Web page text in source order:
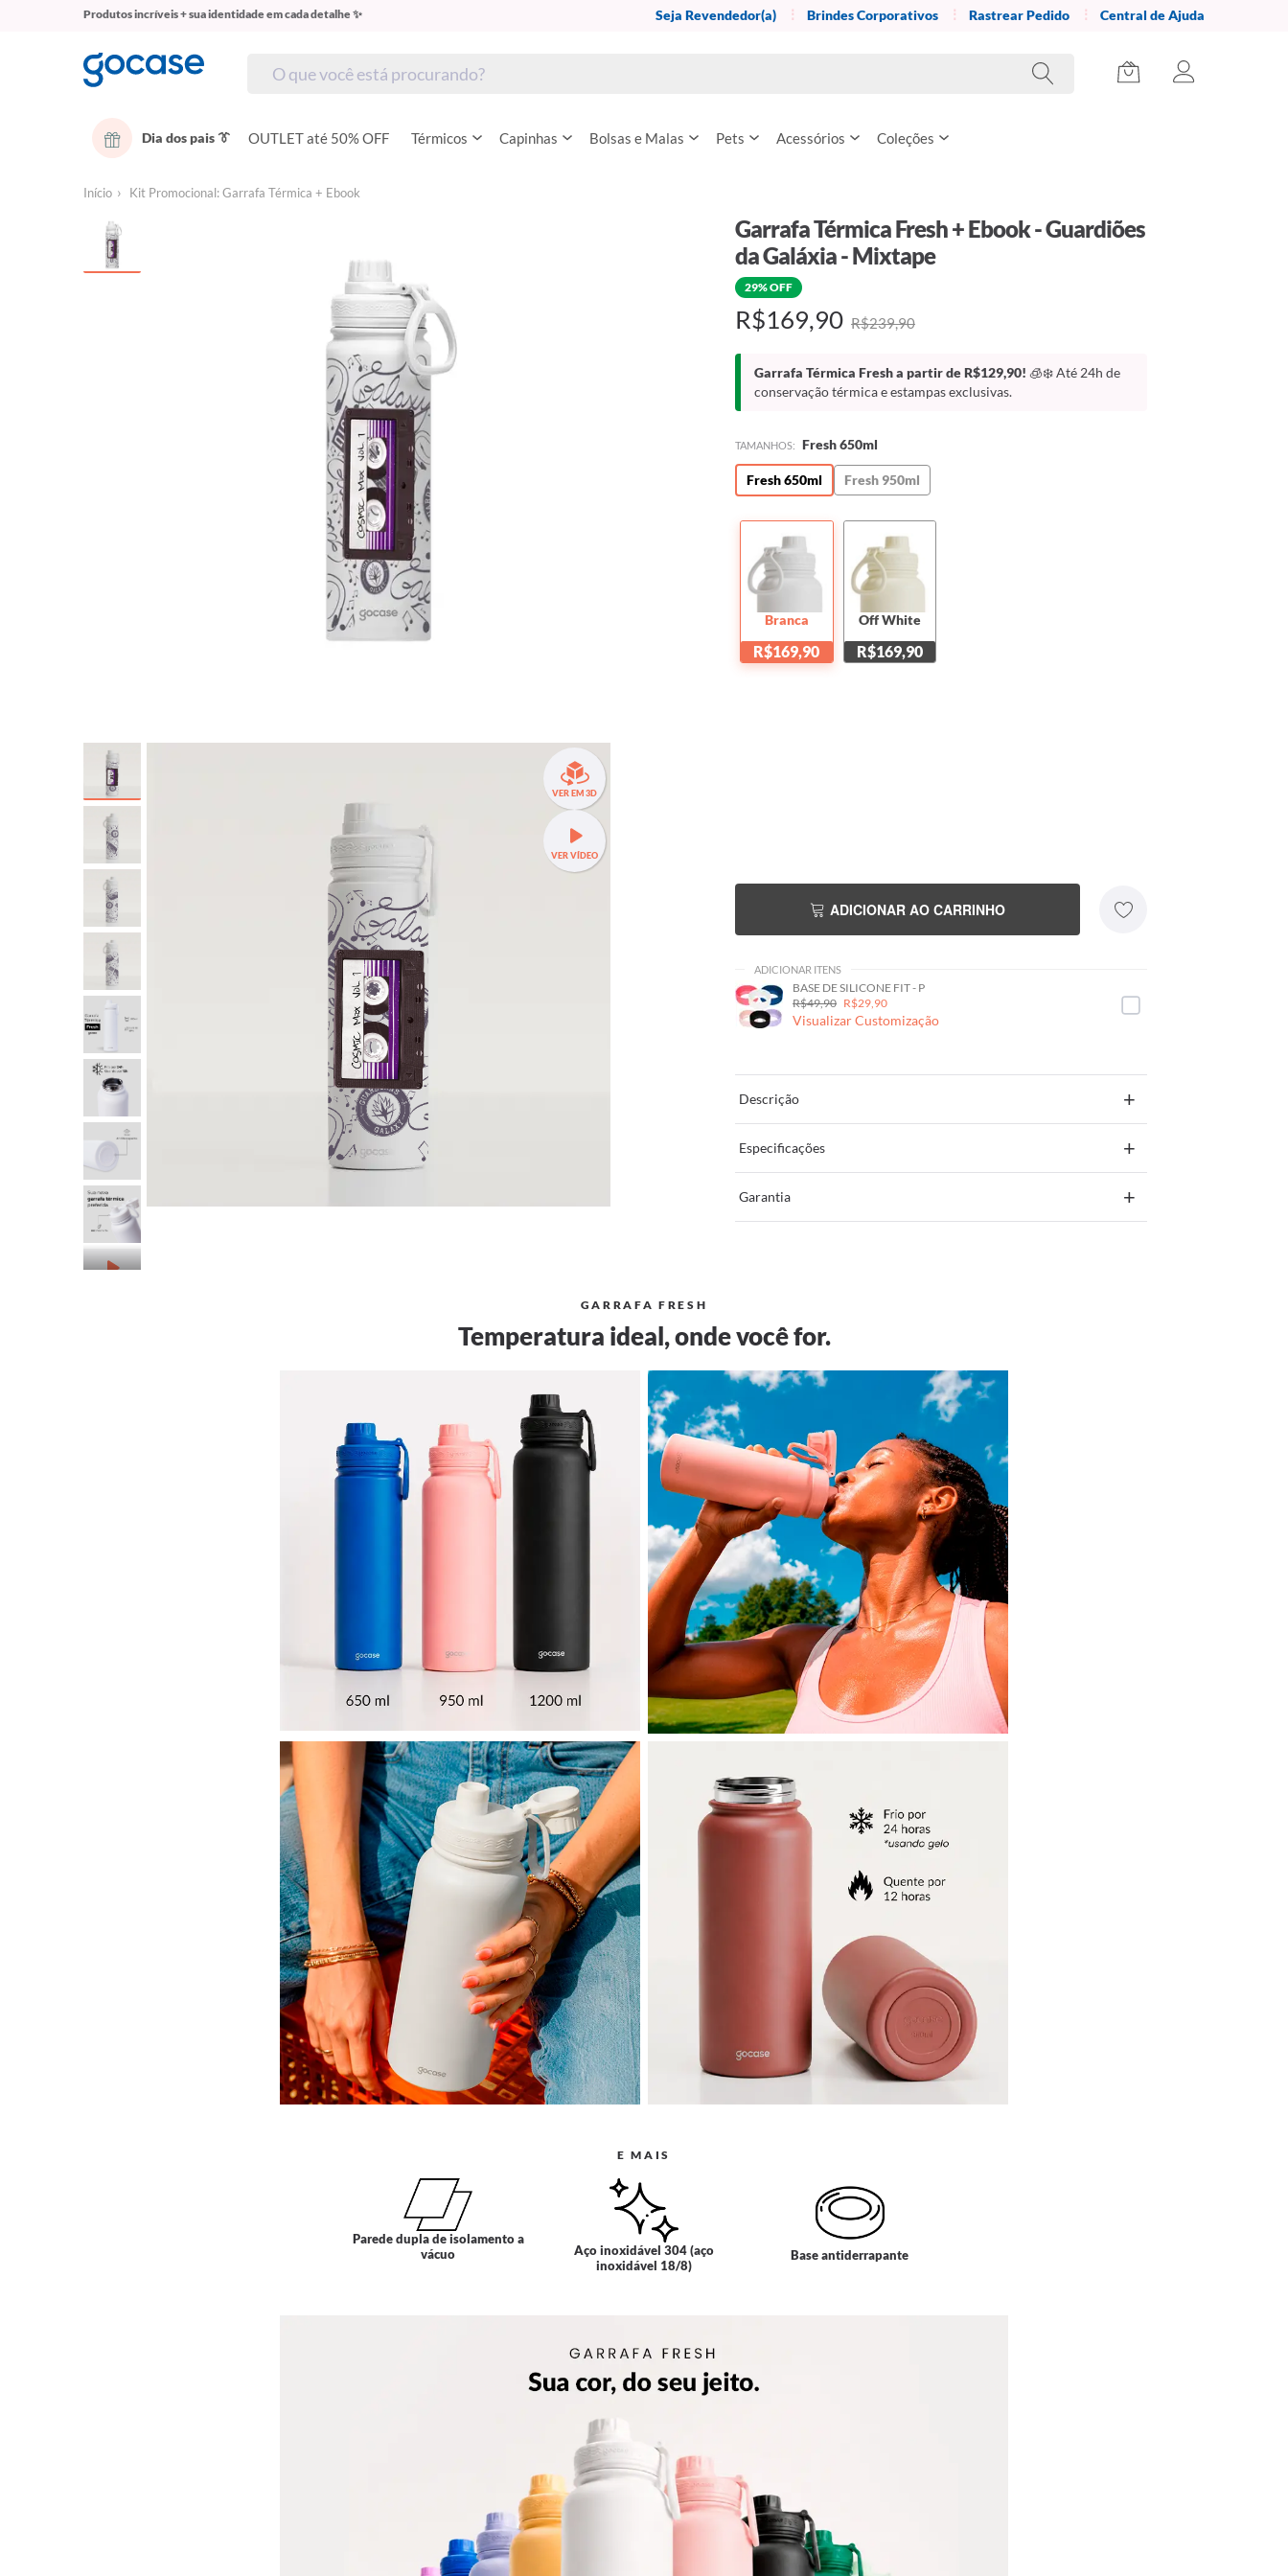
Produtos incríveis + sua identidade em cada detalhe ✨ Seja Revendedor(a) Brindes Corporativos Rastrear Pedido Central de Ajuda
Dia dos pais 👔 OUTLET até 50% OFF Térmicos Capinhas Bolsas e Malas Pets Acessórios Coleções
Início Kit Promocional: Garrafa Térmica + Ebook
VER EM 3D
VER VÍDEO
Garrafa Térmica Fresh + Ebook - Guardiões
da Galáxia - Mixtape
R$239,90
R$169,90
29% OFF
Garrafa Térmica Fresh a partir de R$129,90! 🧊❄️ Até 24h de
conservação térmica e estampas exclusivas.
TAMANHOS: Fresh 650ml
Fresh 650ml Fresh 950ml
Branca
R$169,90
Off White
R$169,90
ADICIONAR AO CARRINHO
ADICIONAR ITENS
BASE DE SILICONE FIT - P
R$49,90 R$29,90
Visualizar Customização
Descrição +
Especificações +
Garantia +
GARRAFA FRESH
Temperatura ideal, onde você for.
E MAIS
Parede dupla de isolamento a
vácuo
Aço inoxidável 304 (aço
inoxidável 18/8)
Base antiderrapante